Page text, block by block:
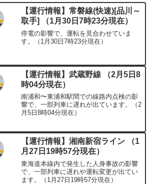
【運行情報】常磐線(快速)[品川～
取手] （1月30日7時23分現在）
停電の影響で、運転を見合わせていま
す。（1月30日7時23分現在）
【運行情報】武蔵野線 （2月5日8
時04分現在）
南浦和〜東浦和駅間での線路内点検の影
響で、一部列車に遅れが出ています。（2
月5日8時04分現在）
【運行情報】湘南新宿ライン （1
月27日19時57分現在）
東海道本線内で発生した人身事故の影響
で、一部列車に遅れや運転変更が出てい
ます。（1月27日19時57分現在）